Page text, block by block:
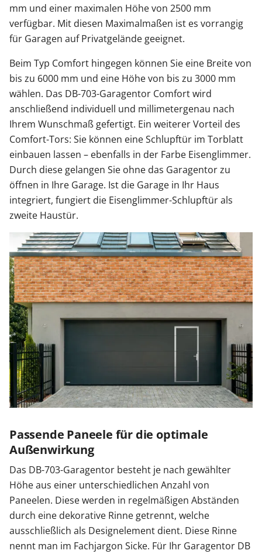
mm und einer maximalen Höhe von 2500 mm
verfügbar. Mit diesen Maximalmaßen ist es vorrangig
für Garagen auf Privatgelände geeignet.
Beim Typ Comfort hingegen können Sie eine Breite von
bis zu 6000 mm und eine Höhe von bis zu 3000 mm
wählen. Das DB-703-Garagentor Comfort wird
anschließend individuell und millimetergenau nach
Ihrem Wunschmaß gefertigt. Ein weiterer Vorteil des
Comfort-Tors: Sie können eine Schlupftür im Torblatt
einbauen lassen – ebenfalls in der Farbe Eisenglimmer.
Durch diese gelangen Sie ohne das Garagentor zu
öffnen in Ihre Garage. Ist die Garage in Ihr Haus
integriert, fungiert die Eisenglimmer-Schlupftür als
zweite Haustür.
Passende Paneele für die optimale
Außenwirkung
Das DB-703-Garagentor besteht je nach gewählter
Höhe aus einer unterschiedlichen Anzahl von
Paneelen. Diese werden in regelmäßigen Abständen
durch eine dekorative Rinne getrennt, welche
ausschließlich als Designelement dient. Diese Rinne
nennt man im Fachjargon Sicke. Für Ihr Garagentor DB